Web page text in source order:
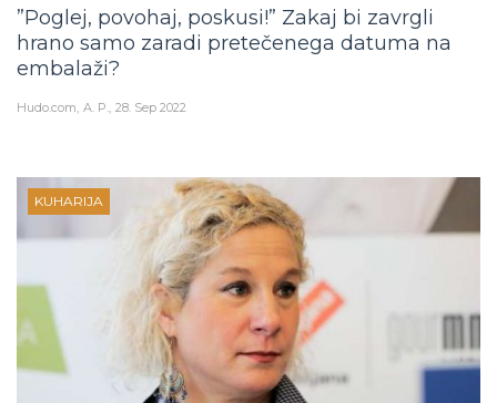
”Poglej, povohaj, poskusi!” Zakaj bi zavrgli
hrano samo zaradi pretečenega datuma na
embalaži?
Hudo.com A. P. 28. Sep 2022
KUHARIJA